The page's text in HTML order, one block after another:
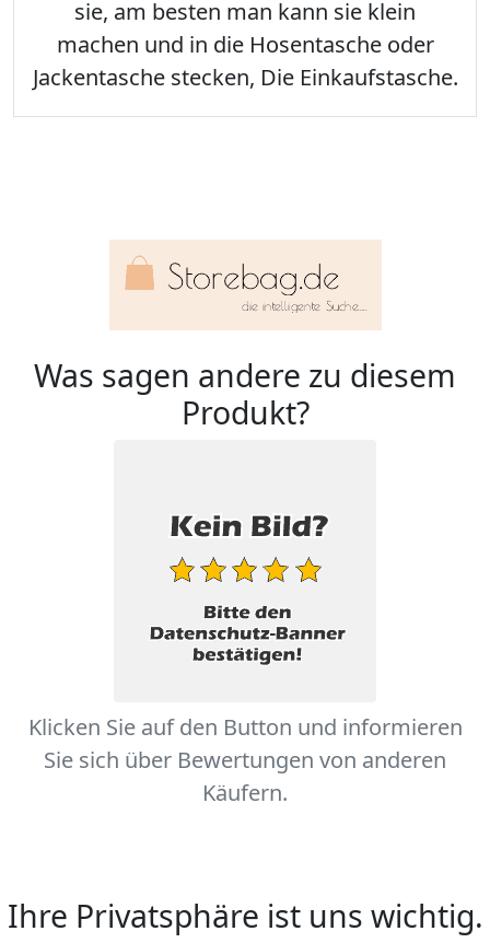
sie, am besten man kann sie klein
machen und in die Hosentasche oder
Jackentasche stecken, Die Einkaufstasche.
Was sagen andere zu diesem
Produkt?
Klicken Sie auf den Button und informieren
Sie sich über Bewertungen von anderen
Käufern.
Ihre Privatsphäre ist uns wichtig.